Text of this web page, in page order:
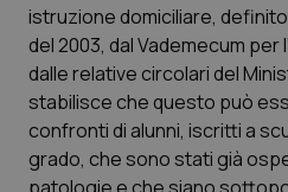
Edizioni Regionali
QS Pro
Professionisti Sanitari.AI
istruzione domiciliare,
del 2003, dal Vademecum per
dalle relative circolari del
stabilisce che questo può
confronti di alunni, iscritti a
grado, che sono stati già